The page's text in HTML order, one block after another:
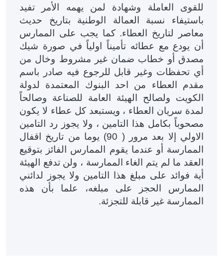
للقوى العاملة وشهادة لمن يهمه الأمر تفيد
باستيفاء نسبة العمالة الوطنية بتاريخ حديث
معاصر لتاريخ العطاء. كما يجب على الممارس
أن يودع مع عطائه تأميناً اولياً في صورة شيك
مصدق أو خطاب ضمان غير مشروط وخال من
أي تحفظات وغير قابل للرجوع فيه صادر باسم
مقدم العطاء من احد البنوك المعتمدة لدولة
الكويت ولصالح الهيئة العامة للصناعة وصالحاً
لمدة سريان العطاء ، ويستبعد كل عطاء لا يكون
مصحوباً بكامل هذا التامين ، ولا يجوز رد التامين
الاولي إلا بعد مرور ( 90) يوما من تاريخ اقفال
الممارسة أو عندما يقوم الممارس الفائز بتوقيع
العقد ما لم يتم الغاء الممارسة ، ولن تدفع الهيئة
أية فوائد على مبلغ هذا التامين ولا يجوز لدائني
الممارس الحجز على مبلغه، علما بأن هذه
الممارسة غير قابلة للتجزئة.